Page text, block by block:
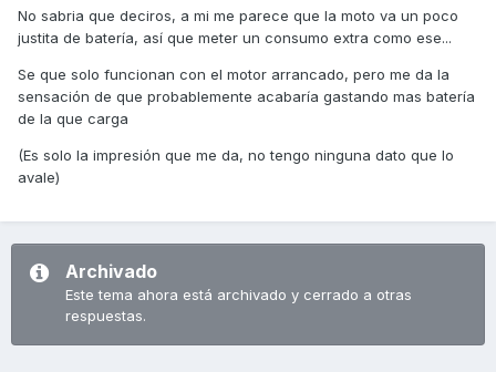
No sabria que deciros, a mi me parece que la moto va un poco
justita de batería, así que meter un consumo extra como ese...
Se que solo funcionan con el motor arrancado, pero me da la
sensación de que probablemente acabaría gastando mas batería
de la que carga
(Es solo la impresión que me da, no tengo ninguna dato que lo
avale)
Archivado
Este tema ahora está archivado y cerrado a otras
respuestas.